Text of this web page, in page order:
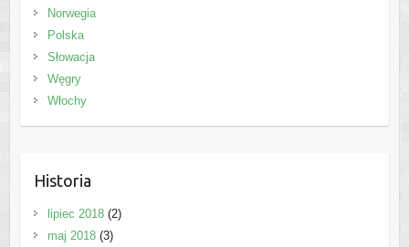
Norwegia
Polska
Słowacja
Węgry
Włochy
Historia
lipiec 2018(2)
maj 2018(3)